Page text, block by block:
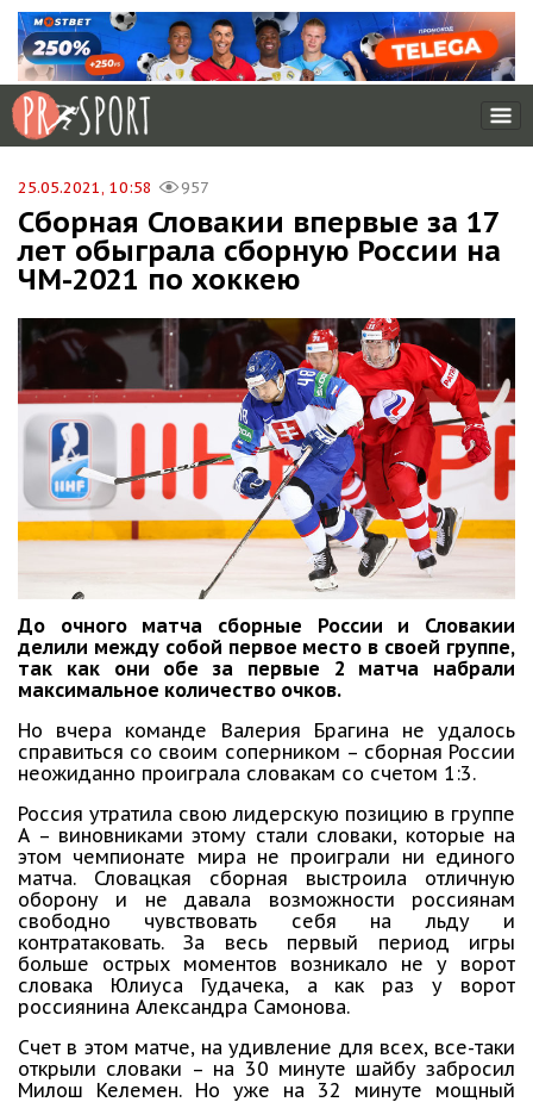
25.05.2021, 10:58 957
Сборная Словакии впервые за 17
лет обыграла сборную России на
ЧМ-2021 по хоккею
До очного матча сборные России и Словакии
делили между собой первое место в своей группе,
так как они обе за первые 2 матча набрали
максимальное количество очков.
Но вчера команде Валерия Брагина не удалось
справиться со своим соперником – сборная России
неожиданно проиграла словакам со счетом 1:3.
Россия утратила свою лидерскую позицию в группе
А – виновниками этому стали словаки, которые на
этом чемпионате мира не проиграли ни единого
матча. Словацкая сборная выстроила отличную
оборону и не давала возможности россиянам
свободно чувствовать себя на льду и
контратаковать. За весь первый период игры
больше острых моментов возникало не у ворот
словака Юлиуса Гудачека, а как раз у ворот
россиянина Александра Самонова.
Счет в этом матче, на удивление для всех, все-таки
открыли словаки – на 30 минуте шайбу забросил
Милош Келемен. Но уже на 32 минуте мощный